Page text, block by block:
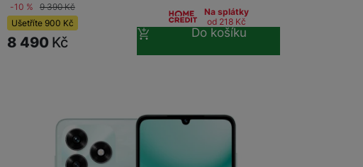
-10 % 9 390Kč
Ušetříte 900 Kč
8 490 Kč
Na splátky
od 218 Kč
Do košíku